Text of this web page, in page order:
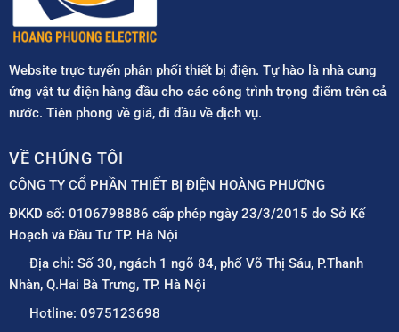
Website trực tuyến phân phối thiết bị điện. Tự hào là nhà cung
ứng vật tư điện hàng đầu cho các công trình trọng điểm trên cả
nước. Tiên phong về giá, đi đầu về dịch vụ.
VỀ CHÚNG TÔI
CÔNG TY CỔ PHẦN THIẾT BỊ ĐIỆN HOÀNG PHƯƠNG
ĐKKD số: 0106798886 cấp phép ngày 23/3/2015 do Sở Kế
Hoạch và Đầu Tư TP. Hà Nội
Địa chỉ: Số 30, ngách 1 ngõ 84, phố Võ Thị Sáu, P.Thanh
Nhàn, Q.Hai Bà Trưng, TP. Hà Nội
Hotline: 0975123698